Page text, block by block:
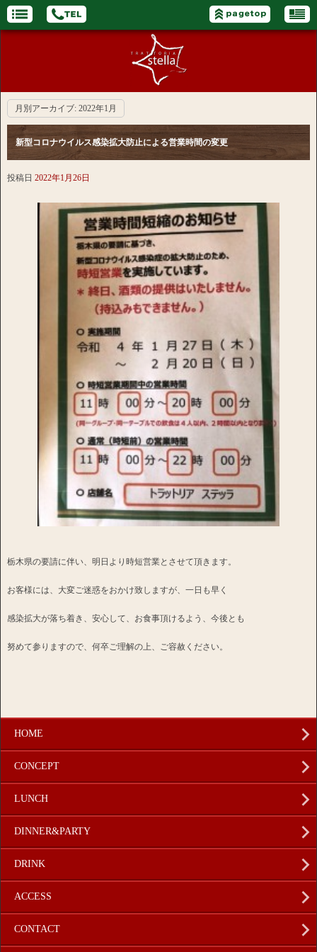
月別アーカイブ: 2022年1月
新型コロナウイルス感染拡大防止による営業時間の変更
投稿日 2022年1月26日
栃木県の要請に伴い、明日より時短営業とさせて頂きます。
お客様には、大変ご迷惑をおかけ致しますが、一日も早く
感染拡大が落ち着き、安心して、お食事頂けるよう、今後とも
努めて参りますので、何卒ご理解の上、ご容赦ください。
HOME
CONCEPT
LUNCH
DINNER&PARTY
DRINK
ACCESS
CONTACT